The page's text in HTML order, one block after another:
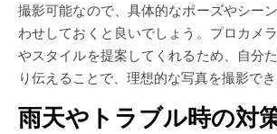
撮影可能なので、具体的なポーズやシー
わせしておくと良いでしょう。プロカメ
やスタイルを提案してくれるため、自分
り伝えることで、理想的な写真を撮影でき
雨天やトラブル時の対